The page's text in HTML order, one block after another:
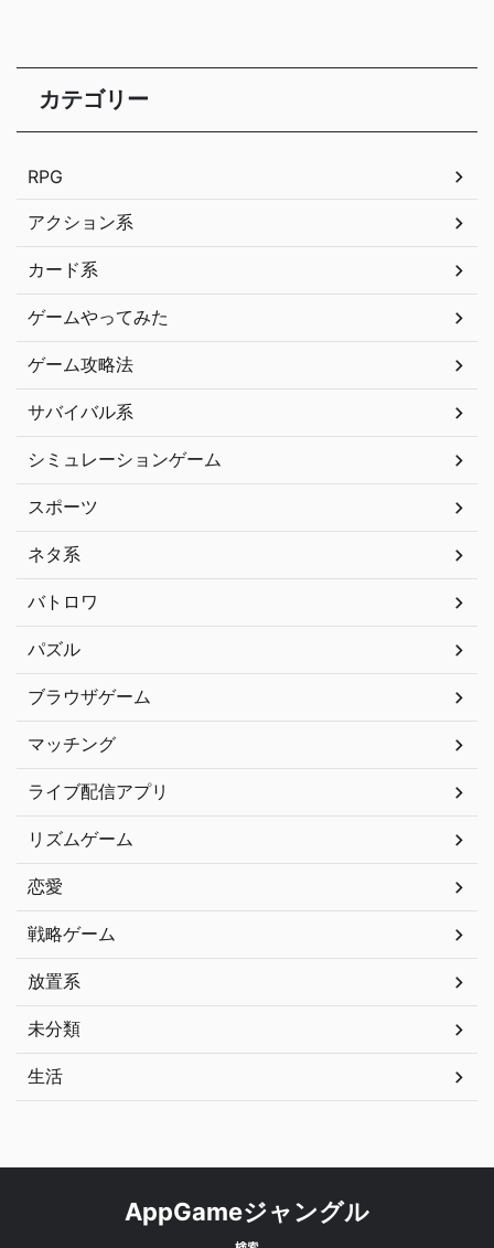
カテゴリー
RPG
アクション系
カード系
ゲームやってみた
ゲーム攻略法
サバイバル系
シミュレーションゲーム
スポーツ
ネタ系
バトロワ
パズル
ブラウザゲーム
マッチング
ライブ配信アプリ
リズムゲーム
恋愛
戦略ゲーム
放置系
未分類
生活
AppGameジャングル